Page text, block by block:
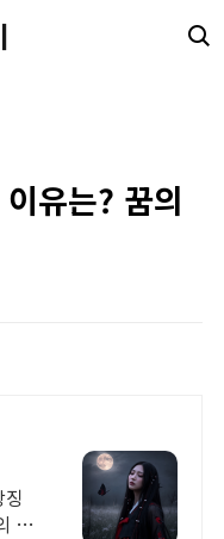
유는? 꿈의
꿈